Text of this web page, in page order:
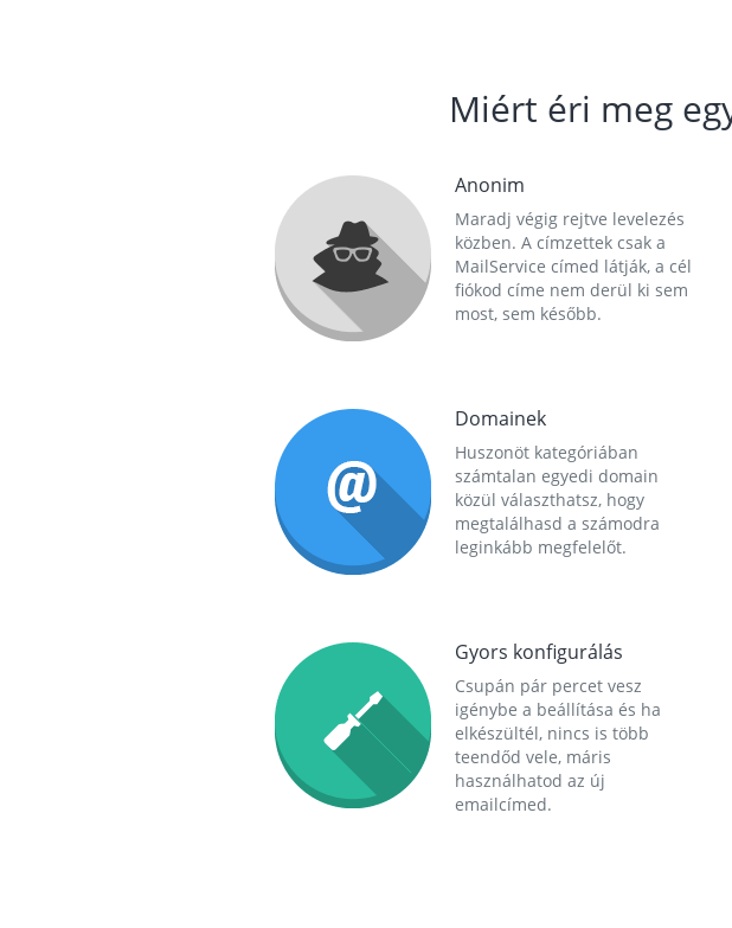
Miért éri meg
Anonim
Maradj végig rejtve levelezés
közben. A címzettek csak a
MailService címed látják, a cél
fiókod címe nem derül ki sem
most, sem később.
Domainek
Huszonöt kategóriában
számtalan egyedi domain
közül választhatsz, hogy
megtalálhasd a számodra
leginkább megfelelőt.
Gyors konfigurálás
Csupán pár percet vesz
igénybe a beállítása és ha
elkészültél, nincs is több
teendőd vele, máris
használhatod az új
emailcímed.